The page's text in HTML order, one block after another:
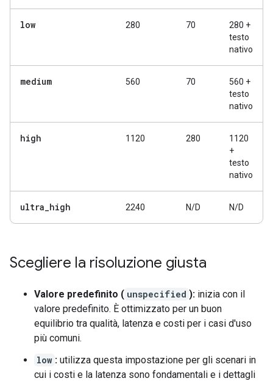
low 280 70
280 +
testo
nativo
medium 560 70
560 +
testo
nativo
high 1120 280
1120
+
testo
nativo
ultra_high 2240 N/D N/D
Scegliere la risoluzione giusta
Valore predefinito ( unspecified ): inizia con il
valore predefinito. È ottimizzato per un buon
equilibrio tra qualità, latenza e costi per i casi d'uso
più comuni.
low : utilizza questa impostazione per gli scenari in
cui i costi e la latenza sono fondamentali e i dettagli